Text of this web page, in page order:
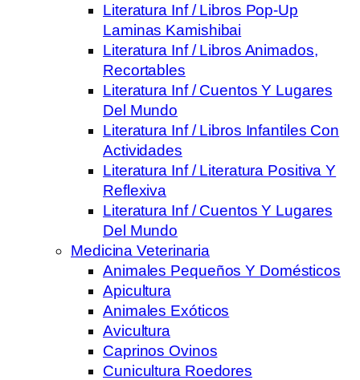
Literatura Inf / Libros Pop-Up
Laminas Kamishibai
Literatura Inf / Libros Animados,
Recortables
Literatura Inf / Cuentos Y Lugares
Del Mundo
Literatura Inf / Libros Infantiles Con
Actividades
Literatura Inf / Literatura Positiva Y
Reflexiva
Literatura Inf / Cuentos Y Lugares
Del Mundo
Medicina Veterinaria
Animales Pequeños Y Domésticos
Apicultura
Animales Exóticos
Avicultura
Caprinos Ovinos
Cunicultura Roedores